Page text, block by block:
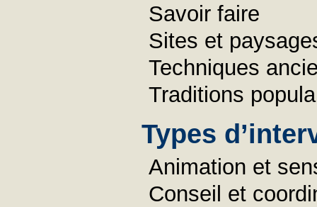
Savoir faire
Sites et
Techniques
Traditions
Types
Animation et
Conseil et